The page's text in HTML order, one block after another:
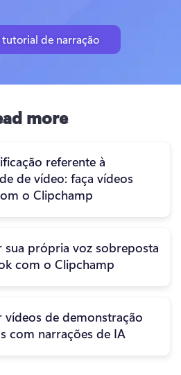
tutorial de narração
more
referente à
de vídeo: faça vídeos
o Clipchamp
sua própria voz sobreposta
com o Clipchamp
vídeos de demonstração
com narrações de IA